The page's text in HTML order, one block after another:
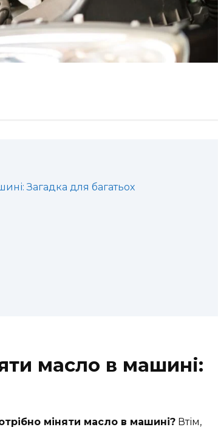
Загадка для багатьох
масло в машині:
міняти масло в машині? Втім,